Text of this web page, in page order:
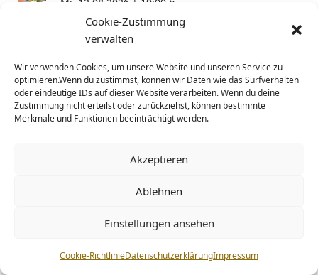
Cookie-Zustimmung
verwalten
Wir verwenden Cookies, um unsere Website und unseren Service zu
optimieren.Wenn du zustimmst, können wir Daten wie das Surfverhalten
oder eindeutige IDs auf dieser Website verarbeiten. Wenn du deine
Zustimmung nicht erteilst oder zurückziehst, können bestimmte
Merkmale und Funktionen beeinträchtigt werden.
Akzeptieren
Ablehnen
Einstellungen ansehen
Cookie-RichtlinieDatenschutzerklärungImpressum
Frauenfestival 2026
Herbsttag-und-Nachtgleiche –
Erntedank
Fr. 18.09.2026 |18:00 h
Mi. 7.10.2026 |19:00 h
Ahninnen
17:30 h